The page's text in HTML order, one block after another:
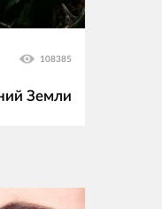
108385
Земли